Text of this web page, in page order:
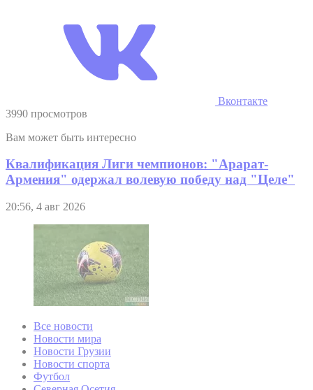
Вконтакте
3990 просмотров
Вам может быть интересно
Квалификация Лиги чемпионов: "Арарат-
Армения" одержал волевую победу над "Целе"
20:56, 4 авг 2026
Все новости
Новости мира
Новости Грузии
Новости спорта
Футбол